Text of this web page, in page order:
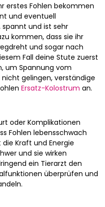
erstes Fohlen bekommen
und eventuell
spannt und ist sehr
kommen, dass sie ihr
und sogar nach
Fall deine Stute zuerst
um Spannung vom
gelingen, verständige
Ersatz-Kolostrum an.
oder Komplikationen
Fohlen lebensschwach
Kraft und Energie
und sie wirken
ein Tierarzt den
überprüfen und